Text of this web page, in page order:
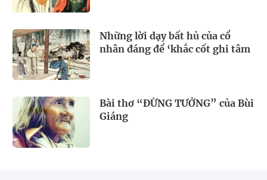
Những lời dạy bất hủ của cổ
nhân đáng để ‘khắc cốt ghi tâm
Bài thơ “ĐỪNG TƯỞNG” của Bùi
Giáng